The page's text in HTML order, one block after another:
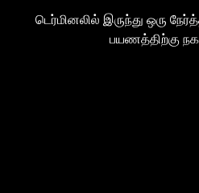
டெர்மினலில் இருந்து ஒரு
பயணத்திற்கு